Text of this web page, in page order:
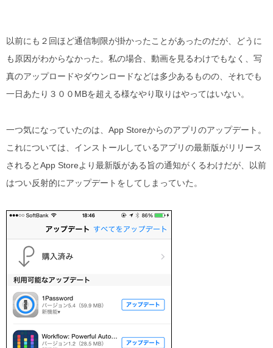
以前にも２回ほど通信制限が掛かったことがあったのだが、どうに
も原因がわからなかった。私の場合、動画を見るわけでもなく、写
真のアップロードやダウンロードなどは多少あるものの、それでも
一日あたり３００MBを超える様なやり取りはやってはいない。
一つ気になっていたのは、App Storeからのアプリのアップデート。
これについては、インストールしているアプリの最新版がリリース
されるとApp Storeより最新版がある旨の通知がくるわけだが、以前
はつい反射的にアップデートをしてしまっていた。